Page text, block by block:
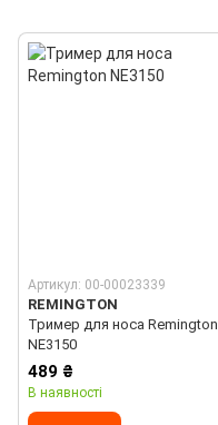
Артикул: 00-00023339
REMINGTON
Тример для носа Remington
NE3150
489 ₴
В наявності